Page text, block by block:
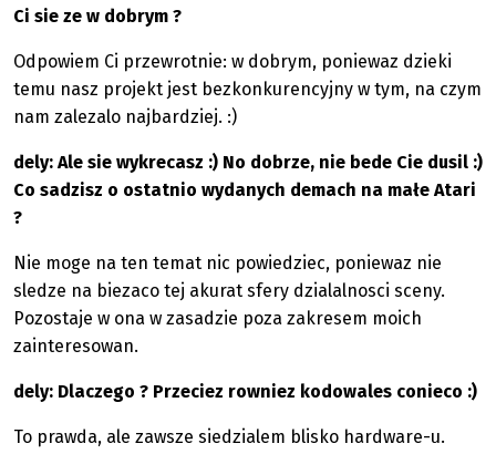
Ci sie ze w dobrym ?
Odpowiem Ci przewrotnie: w dobrym, poniewaz dzieki
temu nasz projekt jest bezkonkurencyjny w tym, na czym
nam zalezalo najbardziej. :)
dely: Ale sie wykrecasz :) No dobrze, nie bede Cie dusil :)
Co sadzisz o ostatnio wydanych demach na małe Atari
?
Nie moge na ten temat nic powiedziec, poniewaz nie
sledze na biezaco tej akurat sfery dzialalnosci sceny.
Pozostaje w ona w zasadzie poza zakresem moich
zainteresowan.
dely: Dlaczego ? Przeciez rowniez kodowales conieco :)
To prawda, ale zawsze siedzialem blisko hardware-u.